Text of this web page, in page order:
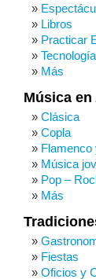
Libros
Practicar
Tecnología
Más
Música
Clásica
Copla
Flamenco
Música
Pop –
Más
Fiestas
Oficios y